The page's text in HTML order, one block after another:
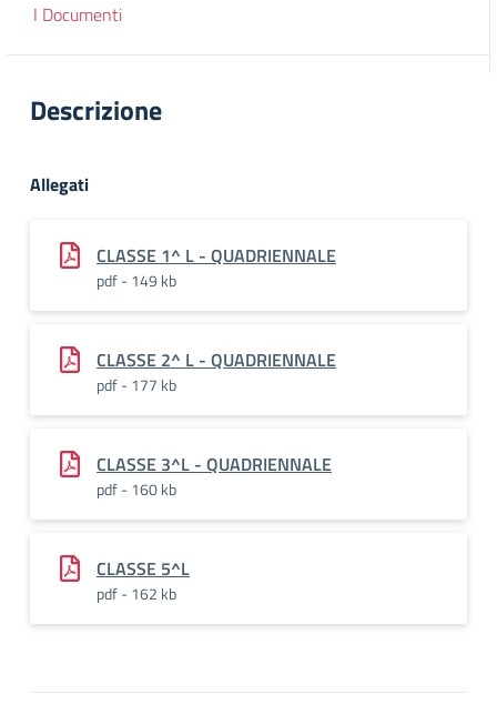
I Documenti
Descrizione
Allegati
CLASSE 1^ L - QUADRIENNALE
pdf - 149 kb
CLASSE 2^ L - QUADRIENNALE
pdf - 177 kb
CLASSE 3^L - QUADRIENNALE
pdf - 160 kb
CLASSE 5^L
pdf - 162 kb